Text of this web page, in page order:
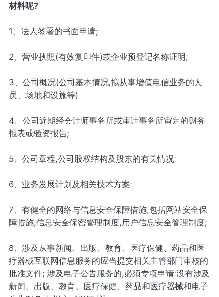
材料呢?
1、法人签署的书面申请;
2、营业执照(有效复印件)或企业预登记名称证明;
3、公司概况(公司基本情况,拟从事增值电信业务的人
员、场地和设施等)
4、公司近期经会计师事务所或审计事务所审定的财务
报表或验资报告;
5、公司章程,公司股权结构及股东的有关情况;
6、业务发展计划及相关技术方案;
7、有健全的网络与信息安全保障措施,包括网站安全保
障措施,信息安全保密管理制度,用户信息安全管理制度;
8、涉及从事新闻、出版、教育、医疗保健、药品和医
疗器械互联网信息服务的应当提交相关主管部门审核的
批准文件; 涉及电子公告服务的,必须专项申请;没有涉及
新闻、出版、教育、医疗保健、药品和医疗器械和电子